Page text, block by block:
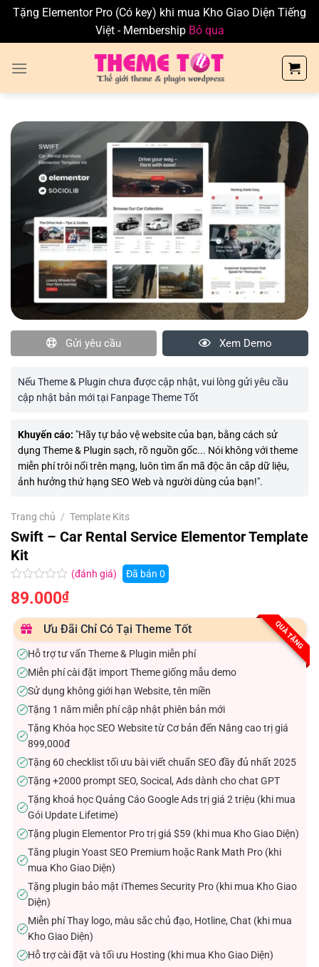
Tặng Elementor Pro (Có key) khi mua Kho Giao Diện Tiếng
Việt - Membership Bỏ qua
Gửi yêu cầu Xem Demo
Nếu Theme & Plugin chưa được cập nhật, vui lòng gửi yêu cầu
cập nhật bản mới tại Fanpage Theme Tốt
Khuyến cáo: "Hãy tự bảo vệ website của bạn, bằng cách sử
dụng Theme & Plugin sạch, rõ nguồn gốc... Nói không với theme
miễn phí trôi nổi trên mạng, luôn tìm ẩn mã độc ăn cắp dữ liệu,
ảnh hưởng thứ hạng SEO Web và người dùng của bạn!".
Trang chủ / Template Kits
Swift – Car Rental Service Elementor Template
Kit
Được
xếp
0.0
5
sao
(đánh giá) Đã bán 0
89.000₫
QUÀ TẶNG
Ưu Đãi Chỉ Có Tại Theme Tốt
✓Hỗ trợ tư vấn Theme & Plugin miễn phí
✓Miễn phí cài đặt import Theme giống mẫu demo
✓Sử dụng không giới hạn Website, tên miền
✓Tặng 1 năm miễn phí cập nhật phiên bản mới
✓
Tặng Khóa học SEO Website từ Cơ bản đến Nâng cao trị giá
899,000đ
✓Tặng 60 checklist tối ưu bài viết chuẩn SEO đầy đủ nhất 2025
✓Tặng +2000 prompt SEO, Socical, Ads dành cho chat GPT
✓
Tặng khoá học Quảng Cáo Google Ads trị giá 2 triệu (khi mua
Gói Update Lifetime)
✓Tặng plugin Elementor Pro trị giá $59 (khi mua Kho Giao Diện)
✓
Tăng plugin Yoast SEO Premium hoặc Rank Math Pro (khi
mua Kho Giao Diện)
✓
Tặng plugin bảo mật iThemes Security Pro (khi mua Kho Giao
Diện)
✓
Miễn phí Thay logo, màu sắc chủ đạo, Hotline, Chat (khi mua
Kho Giao Diện)
✓Hỗ trợ cài đặt và tối ưu Hosting (khi mua Kho Giao Diện)